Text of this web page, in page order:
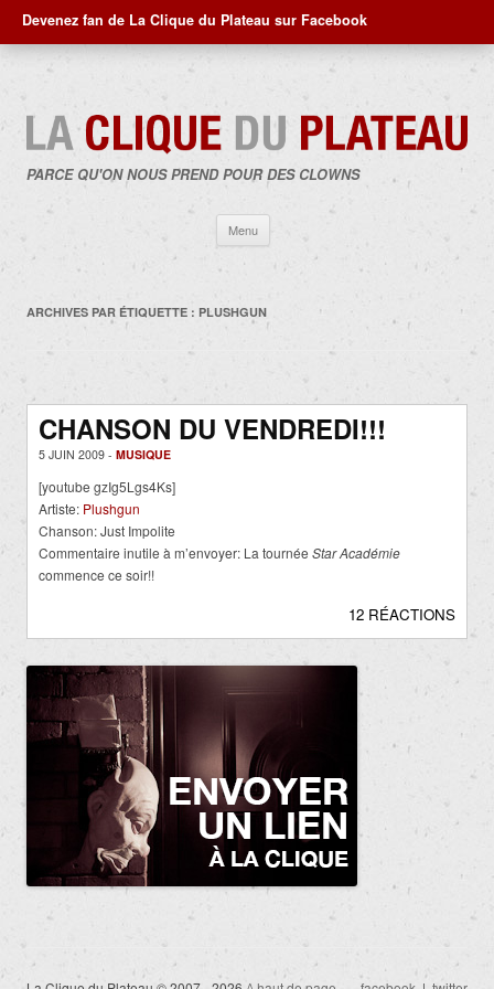
Devenez fan de La Clique du Plateau sur Facebook
PARCE QU'ON NOUS PREND POUR DES CLOWNS
Menu
contenu
ARCHIVES PAR ÉTIQUETTE : PLUSHGUN
CHANSON DU VENDREDI!!!
5 JUIN 2009 - MUSIQUE
[youtube gzIg5Lgs4Ks]
Artiste: Plushgun
Chanson: Just Impolite
Commentaire inutile à m’envoyer: La tournée Star Académie
commence ce soir!!
12 RÉACTIONS